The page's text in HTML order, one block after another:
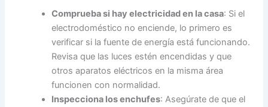
Comprueba si hay electricidad en la casa: Si el
electrodoméstico no enciende, lo primero es
verificar si la fuente de energía está funcionando.
Revisa que las luces estén encendidas y que
otros aparatos eléctricos en la misma área
funcionen con normalidad.
Inspecciona los enchufes: Asegúrate de que el